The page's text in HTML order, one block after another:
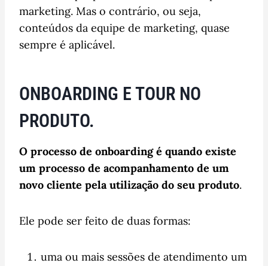
marketing. Mas o contrário, ou seja,
conteúdos da equipe de marketing, quase
sempre é aplicável.
ONBOARDING E TOUR NO
PRODUTO.
O processo de onboarding é quando existe
um processo de acompanhamento de um
novo cliente pela utilização do seu produto.
Ele pode ser feito de duas formas:
uma ou mais sessões de atendimento um